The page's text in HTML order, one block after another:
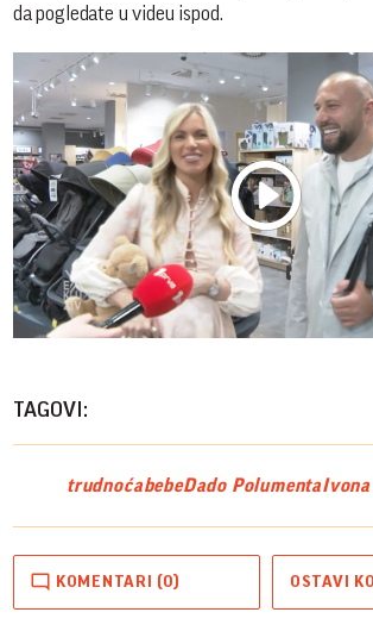
da pogledate u videu ispod.
TAGOVI:
trudnoćabebeDado PolumentaIvona
KOMENTARI (0) OSTAVI